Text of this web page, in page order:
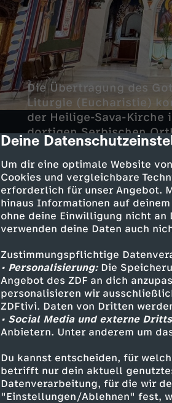
cmp-dialog-
Deine
Um dir eine optimale Website
Cookies und vergleichbare
erforderlich für unser Angebot.
hinaus Informationen auf
ohne deine Einwilligung nicht
verwenden deine Daten auch
Zustimmungspflichtige
• Personalisierung:Die
Angebot des ZDF an dich
personalisieren wir
ZDFtivi. Daten von Dritten
• Social Media und externe
Anbietern. Unter anderem um
Du kannst entscheiden, für
betrifft nur dein aktuell
Datenverarbeitung, für die wir
"Einstellungen/Ablehnen" fest,
Die Übertragung des
Liturgie (Eucharistie)
der Heilige-Sava-
dortigen Serbischen
Die Düsseldorfer
Der Kirchenkomplex ist
und dient auch als
mit Sitz in Belgrad. Sie
Deutschland geleitet.
Die serbische-
zurück, den hl.
orthodoxen Kirchen
katholischen Kirche
Gemeinschaften. Das
Gläubigen die größte